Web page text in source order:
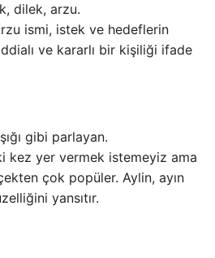
dilek, arzu.
ismi, istek ve hedeflerin
ve kararlı bir kişiliği ifade
gibi parlayan.
kez yer vermek istemeyiz ama
çok popüler. Aylin, ayın
yansıtır.